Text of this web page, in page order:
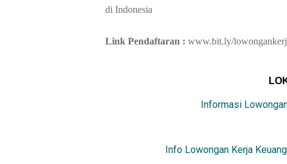
di Indonesia
Link Pendaftaran : www.bit.ly/
Informasi
Info Lowongan Kerja